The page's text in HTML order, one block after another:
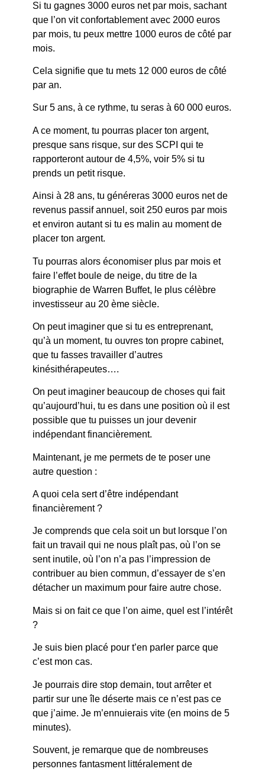
Si tu gagnes 3000 euros net par mois, sachant
que l’on vit confortablement avec 2000 euros
par mois, tu peux mettre 1000 euros de côté par
mois.
Cela signifie que tu mets 12 000 euros de côté
par an.
Sur 5 ans, à ce rythme, tu seras à 60 000 euros.
A ce moment, tu pourras placer ton argent,
presque sans risque, sur des SCPI qui te
rapporteront autour de 4,5%, voir 5% si tu
prends un petit risque.
Ainsi à 28 ans, tu généreras 3000 euros net de
revenus passif annuel, soit 250 euros par mois
et environ autant si tu es malin au moment de
placer ton argent.
Tu pourras alors économiser plus par mois et
faire l’effet boule de neige, du titre de la
biographie de Warren Buffet, le plus célèbre
investisseur au 20 ème siècle.
On peut imaginer que si tu es entreprenant,
qu’à un moment, tu ouvres ton propre cabinet,
que tu fasses travailler d’autres
kinésithérapeutes….
On peut imaginer beaucoup de choses qui fait
qu’aujourd’hui, tu es dans une position où il est
possible que tu puisses un jour devenir
indépendant financièrement.
Maintenant, je me permets de te poser une
autre question :
A quoi cela sert d’être indépendant
financièrement ?
Je comprends que cela soit un but lorsque l’on
fait un travail qui ne nous plaît pas, où l’on se
sent inutile, où l’on n’a pas l’impression de
contribuer au bien commun, d’essayer de s’en
détacher un maximum pour faire autre chose.
Mais si on fait ce que l’on aime, quel est l’intérêt
?
Je suis bien placé pour t’en parler parce que
c’est mon cas.
Je pourrais dire stop demain, tout arrêter et
partir sur une île déserte mais ce n’est pas ce
que j’aime. Je m’ennuierais vite (en moins de 5
minutes).
Souvent, je remarque que de nombreuses
personnes fantasment littéralement de